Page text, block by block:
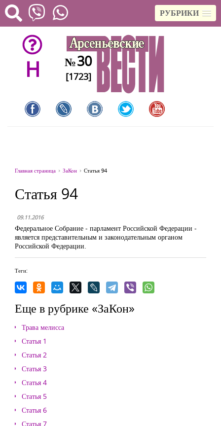
РУБРИКИ
H №30
[1723]
Главная страница ЗаКон Статья 94
Статья 94
09.11.2016
Федеральное Собрание - парламент Российской Федерации -
является представительным и законодательным органом
Российской Федерации.
Теги:
Еще в рубрике «ЗаКон»
Трава мелисса
Статья 1
Статья 2
Статья 3
Статья 4
Статья 5
Статья 6
Статья 7